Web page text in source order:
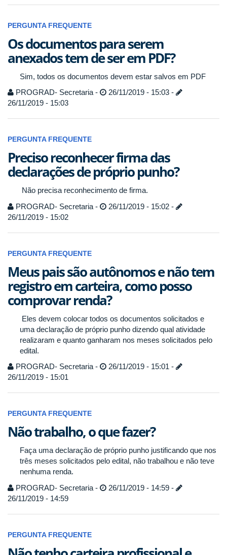
PERGUNTA FREQUENTE
Os documentos para serem
anexados tem de ser em PDF?
Sim, todos os documentos devem estar salvos em PDF
PROGRAD- Secretaria -
26/11/2019 - 15:03 -
26/11/2019 - 15:03
PERGUNTA FREQUENTE
Preciso reconhecer firma das
declarações de próprio punho?
Não precisa reconhecimento de firma.
PROGRAD- Secretaria -
26/11/2019 - 15:02 -
26/11/2019 - 15:02
PERGUNTA FREQUENTE
Meus pais são autônomos e não tem
registro em carteira, como posso
comprovar renda?
Eles devem colocar todos os documentos solicitados e
uma declaração de próprio punho dizendo qual atividade
realizaram e quanto ganharam nos meses solicitados pelo
edital.
PROGRAD- Secretaria -
26/11/2019 - 15:01 -
26/11/2019 - 15:01
PERGUNTA FREQUENTE
Não trabalho, o que fazer?
Faça uma declaração de próprio punho justificando que nos
três meses solicitados pelo edital, não trabalhou e não teve
nenhuma renda.
PROGRAD- Secretaria -
26/11/2019 - 14:59 -
26/11/2019 - 14:59
PERGUNTA FREQUENTE